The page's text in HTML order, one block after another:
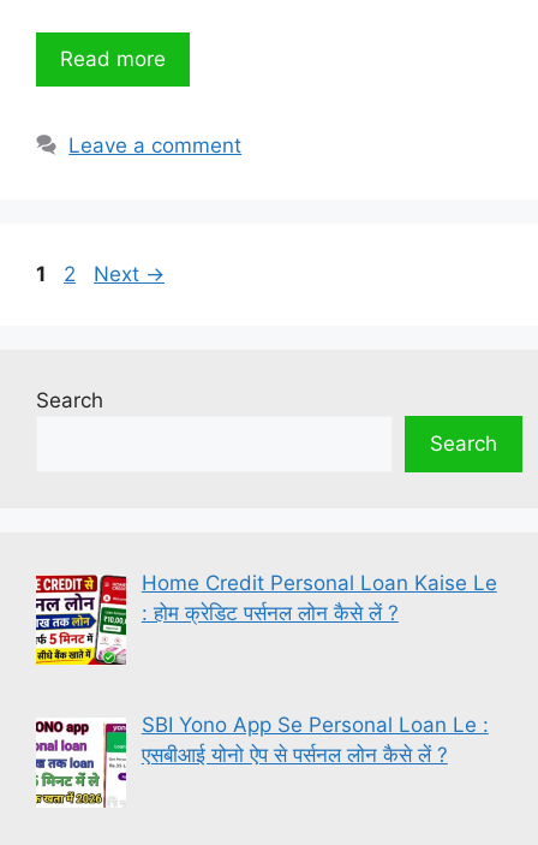
Read more
Leave a comment
Page
1 Page
2 Next →
Search
Search
Home Credit Personal Loan Kaise Le
: होम क्रेडिट पर्सनल लोन कैसे लें ?
SBI Yono App Se Personal Loan Le :
एसबीआई योनो ऐप से पर्सनल लोन कैसे लें ?